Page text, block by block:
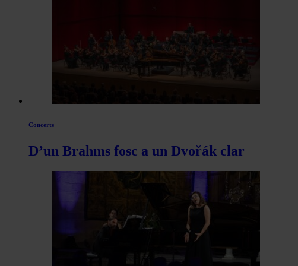
Concerts
D’un Brahms fosc a un Dvořák clar